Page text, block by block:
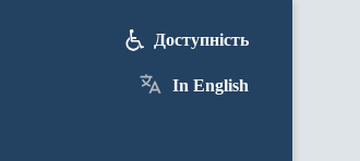
Доступність
In English